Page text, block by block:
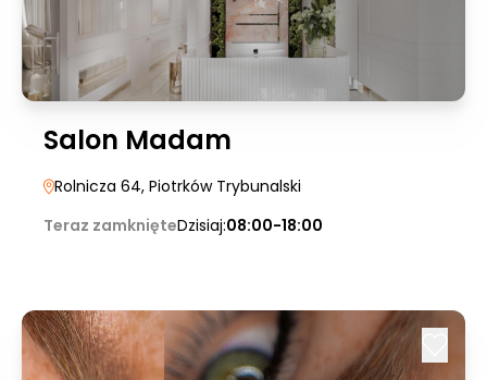
Salon Madam
Rolnicza 64, Piotrków Trybunalski
Teraz zamknięteDzisiaj:08:00-18:00